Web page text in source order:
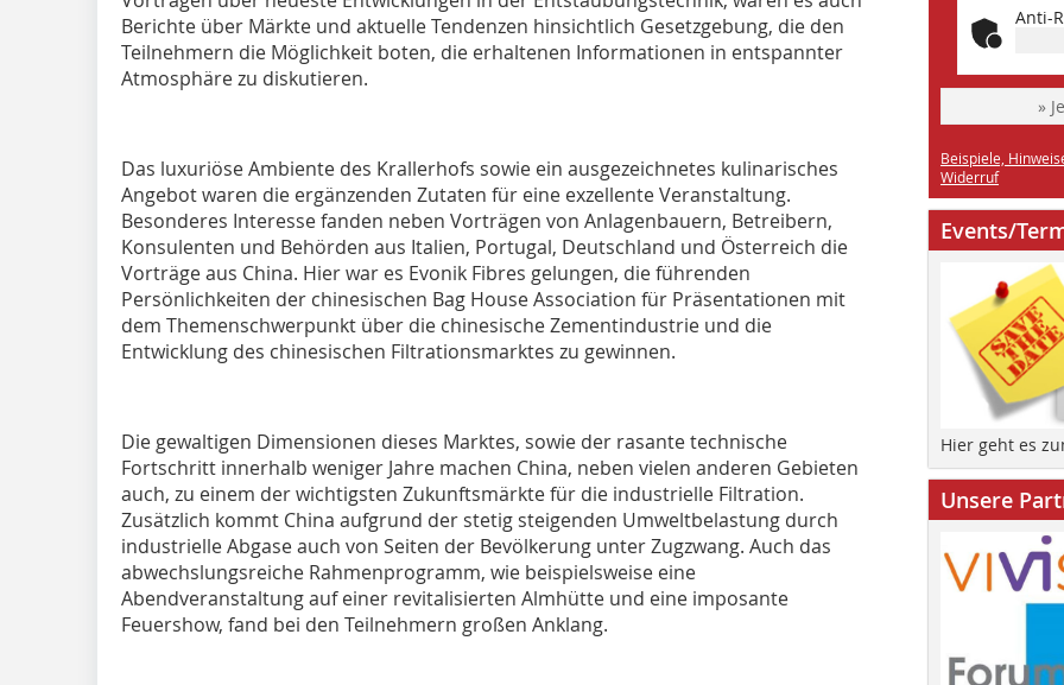
Berichte über Märkte und aktuelle Tendenzen hinsichtlich Gesetzgebung, die den
Teilnehmern die Möglichkeit boten, die erhaltenen Informationen in entspannter
Atmosphäre zu diskutieren.
Das luxuriöse Ambiente des Krallerhofs sowie ein ausgezeichnetes kulinarisches
Angebot waren die ergänzenden Zutaten für eine exzellente Veranstaltung.
Besonderes Interesse fanden neben Vorträgen von Anlagenbauern, Betreibern,
Konsulenten und Behörden aus Italien, Portugal, Deutschland und Österreich die
Vorträge aus China. Hier war es Evonik Fibres gelungen, die führenden
Persönlichkeiten der chinesischen Bag House Association für Präsentationen mit
dem Themenschwerpunkt über die chinesische Zement­industrie und die
Entwicklung des chinesischen Filtrationsmarktes zu gewinnen.
Die gewaltigen Dimensionen dieses Marktes, sowie der rasante technische
Fortschritt innerhalb weniger Jahre machen China, neben vielen anderen Gebieten
auch, zu einem der wichtigsten Zukunftsmärkte für die industrielle Filtration.
Zusätzlich kommt China aufgrund der stetig steigenden Umweltbelastung durch
industrielle Abgase auch von Seiten der Bevölkerung unter Zugzwang. Auch das
abwechslungsreiche Rahmenprogramm, wie beispielsweise eine
Abendveranstaltung auf einer revitalisierten Almhütte und eine imposante
Feuershow, fand bei den Teilnehmern großen Anklang.
Anti-
»
Beispiele,
Widerruf
Events/
Hier geht es
Unsere